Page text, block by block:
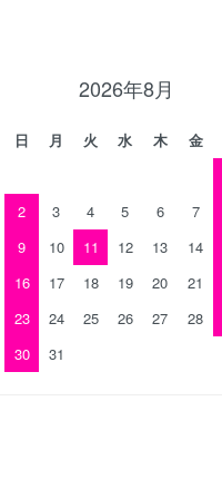
2026年8月
日 月 火 水 木 金
2
3 4 5 6 7
9
10 11 12 13 14
16
17 18 19 20 21
23
24 25 26 27 28
30
31